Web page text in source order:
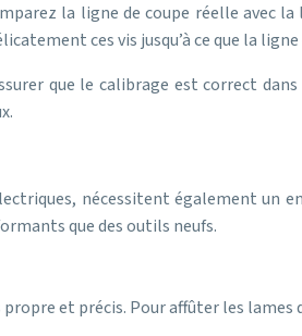
la ligne de coupe réelle avec
ces vis jusqu’à ce que la
que le calibrage est correct
nécessitent également
que des outils neufs.
et précis. Pour affûter les lames